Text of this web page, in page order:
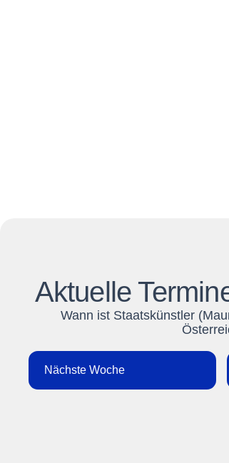
Aktuelle
Wann ist Staatskünstler
Nächste Woche